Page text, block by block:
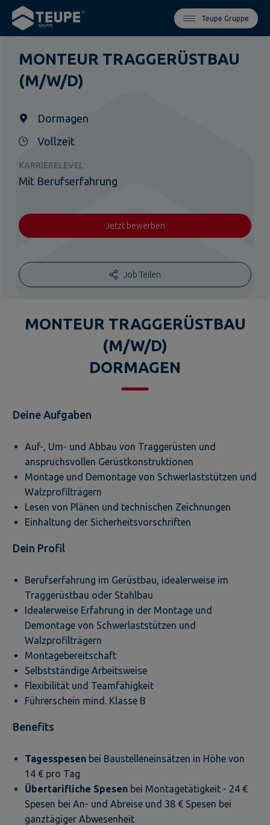
Teupe Gruppe
MONTEUR TRAGGERÜSTBAU
(M/W/D)
Dormagen
Vollzeit
KARRIERELEVEL
Mit Berufserfahrung
Jetzt bewerben
Job Teilen
MONTEUR TRAGGERÜSTBAU
(M/W/D)
DORMAGEN
Deine Aufgaben
Auf-, Um- und Abbau von Traggerüsten und
anspruchsvollen Gerüstkonstruktionen
Montage und Demontage von Schwerlaststützen und
Walzprofilträgern
Lesen von Plänen und technischen Zeichnungen
Einhaltung der Sicherheitsvorschriften
Dein Profil
Berufserfahrung im Gerüstbau, idealerweise im
Traggerüstbau oder Stahlbau
Idealerweise Erfahrung in der Montage und
Demontage von Schwerlaststützen und
Walzprofilträgern
Montagebereitschaft
Selbstständige Arbeitsweise
Flexibilität und Teamfähigkeit
Führerschein mind. Klasse B
Benefits
Tagesspesen bei Baustelleneinsätzen in Höhe von
14 € pro Tag
Übertarifliche Spesen bei Montagetätigkeit - 24 €
Spesen bei An- und Abreise und 38 € Spesen bei
ganztägiger Abwesenheit